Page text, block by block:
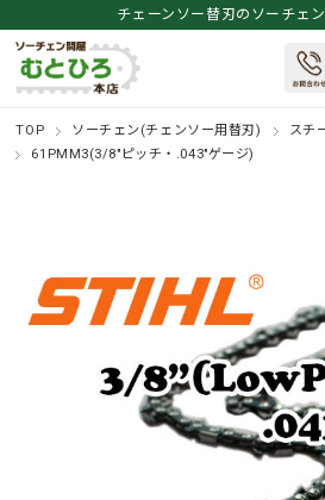
チェーンソー替刃のソーチェ
TOP ソーチェン(チェンソー用替刃)
スチ
61PMM3(3/8"ピッチ・.043"ゲージ)